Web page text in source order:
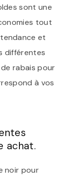
sont une
tout
et
différentes
rabais pour
à vos
achat.
noir pour